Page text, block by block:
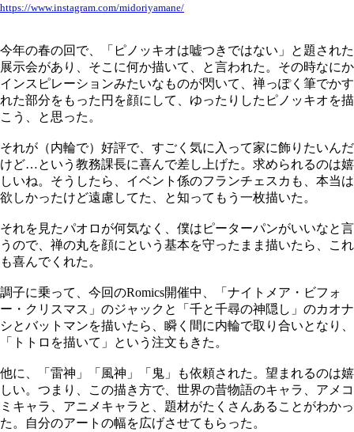
https://www.instagram.com/midoriyamane/
今年の春の回で、「ピノッキオは嘘つきではない」と題された
展示会があり、そこに何か描いて、と言われた。その時なにか
インスピレーションみたいなものが閃いて、禅っぽく筆でかす
れた部分をもった円を顔にして、ゆったりしたピノッキオを描
こう、と思った。
それが（内輪で）好評で、すごく気に入って家に飾りたいんだ
けど…という教務課長に喜んで差し上げた。求められるのは嬉
しいね。そうしたら、イベント係のフランチェスカも、本当は
欲しかったけど遠慮してた、と知ってもう一枚描いた。
それを見たパオロが何気なく、僕はピーターパンがいいなと言
うので、禅の丸を顔にという基本を守ったまま描いたら、これ
も喜んでくれた。
調子に乗って、今回のRomics開催中、「ナイトメア・ビフォ
ー・クリスマス」のジャックと「千と千尋の神隠し」のカオナ
シとバットマンを描いたら、瞬く間に内輪で取り合いとなり、
「トトロを描いて」という注文もきた。
他に、「雷神」「風神」「鬼」も依頼された。望まれるのは嬉
しい。つまり、この描き方で、世界の昔物語のキャラ、アメコ
ミキャラ、アニメキャラと、題材がたくさんあることがわかっ
た。自分のアートの幅を広げさせてもらった。